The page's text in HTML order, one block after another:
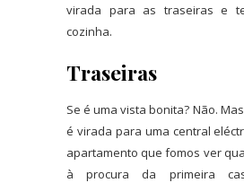
virada para as traseiras e
cozinha.
Traseiras
Se é uma vista bonita? Não.
é virada para uma central
apartamento que fomos ver
à procura da primeira